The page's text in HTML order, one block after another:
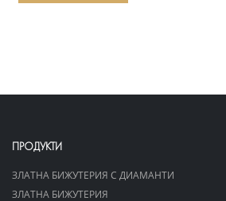
ПРОДУКТИ
ЗЛАТНА БИЖУТЕРИЯ С ДИАМАНТИ
ЗЛАТНА БИЖУТЕРИЯ